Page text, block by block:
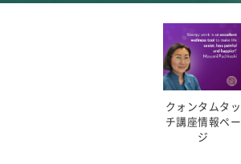
クォンタムタッ
チ講座情報ペー
ジ